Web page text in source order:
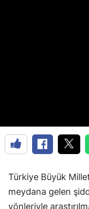
Türkiye Büyük
meydana gelen
yönleriyle